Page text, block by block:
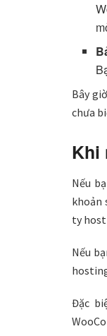
Bây
chưa
Khi
Nếu
khoản
ty
Nếu
Đặc